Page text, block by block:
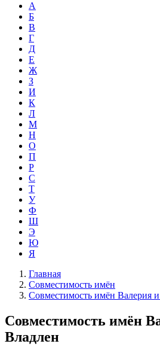
А
Б
В
Г
Д
Е
Ж
З
И
К
Л
М
Н
О
П
Р
С
Т
У
Ф
Ш
Э
Ю
Я
Главная
Совместимость имён
Совместимость имён Валерия
Совместимость имён
Владлен